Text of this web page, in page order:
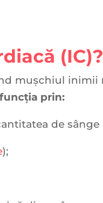
(IC)?
mușchiul
prin:
de sânge
);